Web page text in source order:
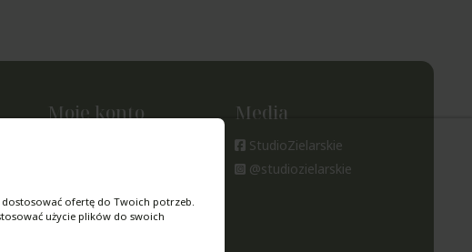
Moje konto
Ulubione
Media
StudioZielarskie
@studiozielarskie
ofertę do Twoich potrzeb.
użycie plików do swoich